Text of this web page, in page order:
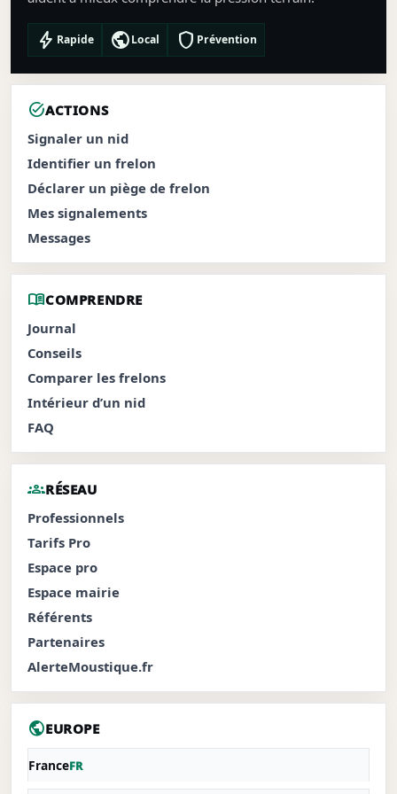
bolt Rapide publicLocal shield Prévention
task_altACTIONS
Signaler un nid
Identifier un frelon
Déclarer un piège de frelon
Mes signalements
Messages
menu_bookCOMPRENDRE
Journal
Conseils
Comparer les frelons
Intérieur d’un nid
FAQ
groupsRÉSEAU
Professionnels
Tarifs Pro
Espace pro
Espace mairie
Référents
Partenaires
AlerteMoustique.fr
publicEUROPE
FranceFR